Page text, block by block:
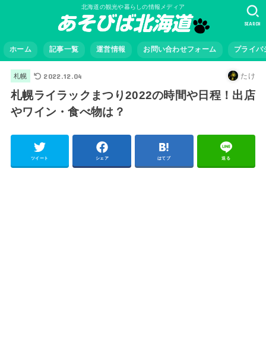
北海道の観光や暮らしの情報メディア
ホーム 記事一覧 運営情報 お問い合わせフォーム プライバ
SEARCH
札幌 2022.12.04 たけ
札幌ライラックまつり2022の時間や日程！出店
やワイン・食べ物は？
ツイート シェア はてブ 送る